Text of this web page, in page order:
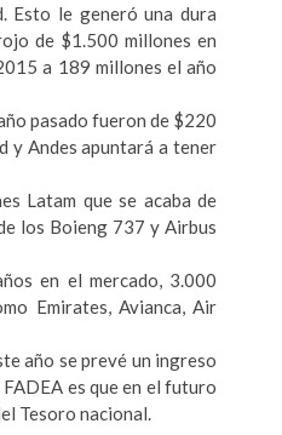
Esto le generó una dura
de $1.500 millones en
a 189 millones el año
pasado fueron de $220
y Andes apuntará a tener
Latam que se acaba de
los Boieng 737 y Airbus
en el mercado, 3.000
Emirates, Avianca, Air
año se prevé un ingreso
es que en el futuro
Tesoro nacional.